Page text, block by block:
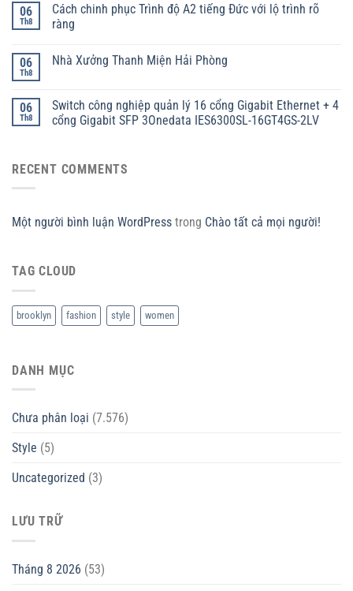
06
Th8
Cách chinh phục Trình độ A2 tiếng Đức với lộ trình rõ
ràng
06
Th8
Nhà Xưởng Thanh Miện Hải Phòng
06
Th8
Switch công nghiệp quản lý 16 cổng Gigabit Ethernet + 4
cổng Gigabit SFP 3Onedata IES6300SL-16GT4GS-2LV
RECENT COMMENTS
Một người bình luận WordPress trong Chào tất cả mọi người!
TAG CLOUD
brooklyn fashion style women
DANH MỤC
Chưa phân loại (7.576)
Style (5)
Uncategorized (3)
LƯU TRỮ
Tháng 8 2026 (53)